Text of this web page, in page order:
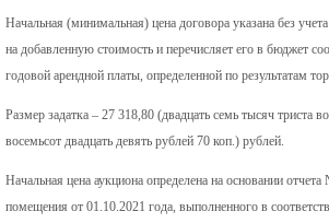
Начальная (минимальная) цена договора указана без
на добавленную стоимость и перечисляет его в бюджет
годовой арендной платы, определенной по результатам
Размер задатка – 27 318,80 (двадцать семь тысяч триста
восемьсот двадцать девять рублей 70 коп.) рублей.
Начальная цена аукциона определена на основании
помещения от 01.10.2021 года, выполненного в